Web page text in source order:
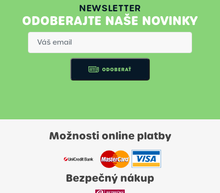
NEWSLETTER
ODOBERAJTE NAŠE NOVINKY
Možnosti online platby
Bezpečný nákup